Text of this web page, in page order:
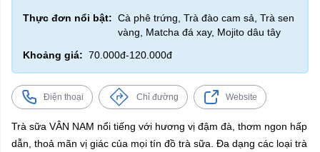
Thực đơn nổi bật: Cà phê trứng, Trà đào cam sả, Trà sen
vàng, Matcha đá xay, Mojito dâu tây
Khoảng giá: 70.000đ-120.000đ
Điện thoại Chỉ đường Website
Trà sữa VÂN NAM nổi tiếng với hương vị đậm đà, thơm ngon hấp
dẫn, thoả mãn vị giác của mọi tín đồ trà sữa. Đa dạng các loại trà